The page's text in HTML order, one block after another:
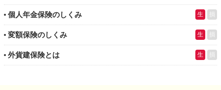
個人年金保険のしくみ 生 損
変額保険のしくみ 生 損
外貨建保険とは 生 損